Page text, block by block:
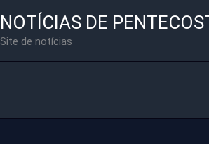
NOTÍCIAS DE
Site de notícias